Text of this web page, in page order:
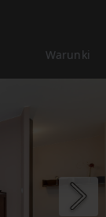
Warunki